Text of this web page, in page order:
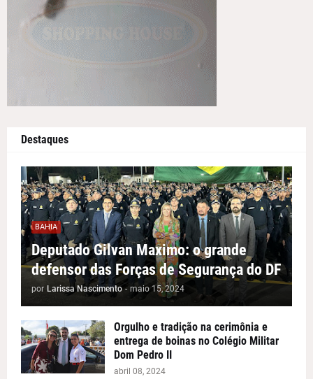
Destaques
BAHIA
Deputado Gilvan Maximo: o grande
defensor das Forças de Segurança do DF
por Larissa Nascimento - maio 15, 2024
Orgulho e tradição na cerimônia e
entrega de boinas no Colégio Militar
Dom Pedro II
abril 08, 2024